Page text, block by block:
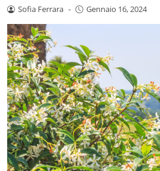
Sofia Ferrara - Gennaio 16, 2024